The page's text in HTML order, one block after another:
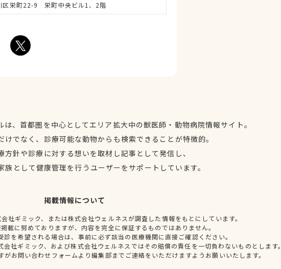
栄町22-9　栄町中央ビル1、2階
、首都圏を中心としてエリア拡大中の獣医師・動物病院情報サイト。
けでなく、診療可能な動物からも検索できることが特徴的。
方針や診療に対する想いを取材し記事として発信し、
族として健康管理を行うユーザーをサポートしています。
掲載情報について
社ギミック、または株式会社ウェルネスが調査した情報をもとにしています。
載に努めておりますが、内容を完全に保証するものではありません。
を希望される場合は、事前に必ず該当の医療機関に直接ご確認ください。
社ギミック、および株式会社ウェルネスではその賠償の責任を一切負わないものとします。
お問い合わせフォームより編集部までご連絡をいただけますようお願いいたします。